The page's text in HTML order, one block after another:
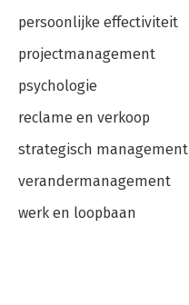
persoonlijke effectiviteit
projectmanagement
psychologie
reclame en verkoop
strategisch management
verandermanagement
werk en loopbaan